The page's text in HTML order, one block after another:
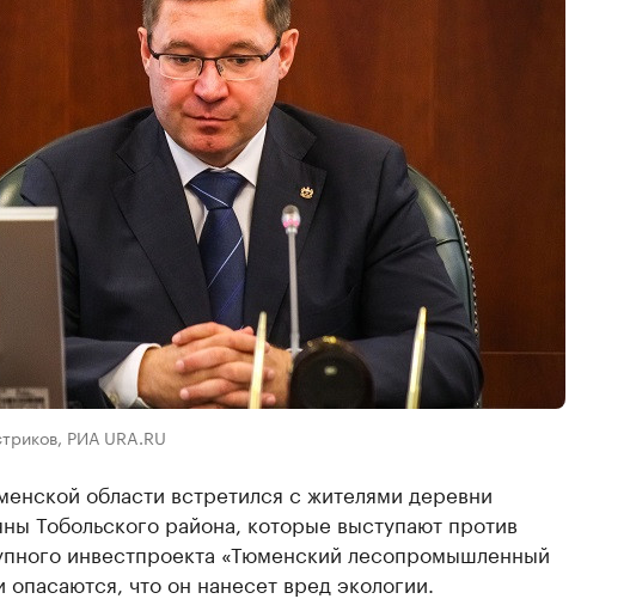
РИА URA.RU
области встретился с жителями деревни
Тобольского района, которые выступают против
инвестпроекта «Тюменский лесопромышленный
что он нанесет вред экологии.